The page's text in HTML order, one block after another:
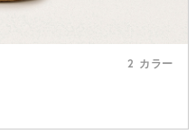
2 カラー